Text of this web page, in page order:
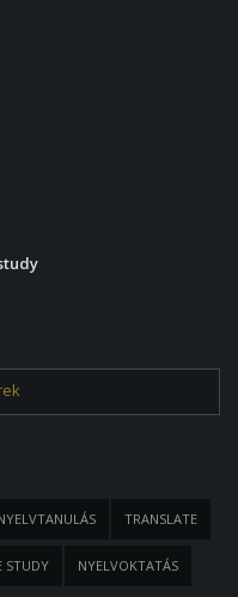
TRANSLATE
STUDY NYELVOKTATÁS